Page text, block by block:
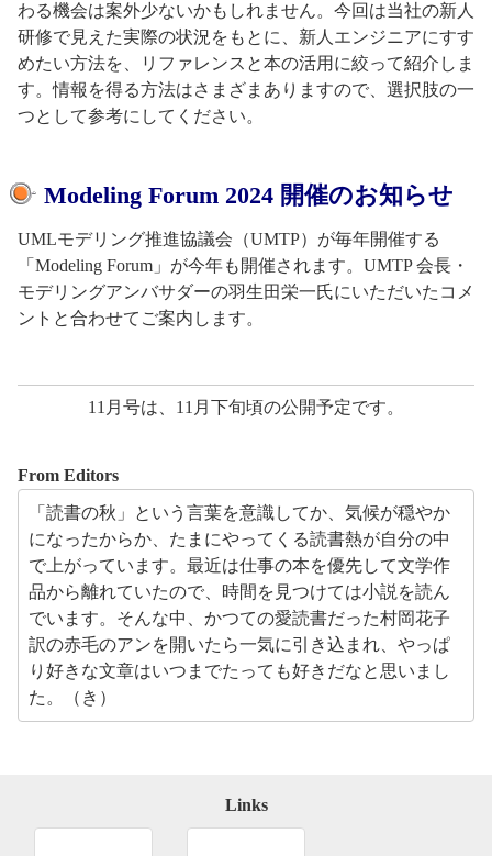
わる機会は案外少ないかもしれません。今回は当社の新人
研修で見えた実際の状況をもとに、新人エンジニアにすす
めたい方法を、リファレンスと本の活用に絞って紹介しま
す。情報を得る方法はさまざまありますので、選択肢の一
つとして参考にしてください。
Modeling Forum 2024 開催のお知らせ
UMLモデリング推進協議会（UMTP）が毎年開催する
「Modeling Forum」が今年も開催されます。UMTP 会長・
モデリングアンバサダーの羽生田栄一氏にいただいたコメ
ントと合わせてご案内します。
11月号は、11月下旬頃の公開予定です。
From Editors
「読書の秋」という言葉を意識してか、気候が穏やか
になったからか、たまにやってくる読書熱が自分の中
で上がっています。最近は仕事の本を優先して文学作
品から離れていたので、時間を見つけては小説を読ん
でいます。そんな中、かつての愛読書だった村岡花子
訳の赤毛のアンを開いたら一気に引き込まれ、やっぱ
り好きな文章はいつまでたっても好きだなと思いまし
た。（き）
Links